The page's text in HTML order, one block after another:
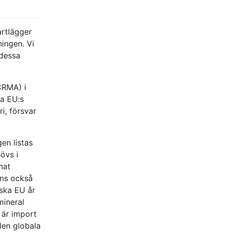
Vi
i
EU:s
försvar
listas
i
också
EU år
är import
globala